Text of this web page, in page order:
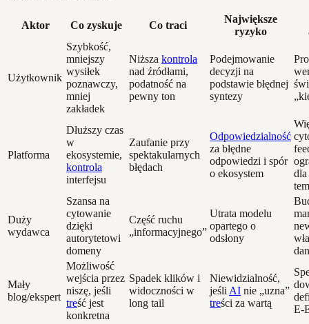
Aktor Co zyskuje Co traci
Największe
ryzyko
Użytkownik
Szybkość,
mniejszy
wysiłek
poznawczy,
mniej
zakładek
Niższa kontrola
nad źródłami,
podatność na
pewny ton
Podejmowanie
decyzji na
podstawie błędnej
syntezy
Platforma
Dłuższy czas
w
ekosystemie,
kontrola
interfejsu
Zaufanie przy
spektakularnych
błędach
Odpowiedzialność
za błędne
odpowiedzi i spór
o ekosystem
Duży
wydawca
Szansa na
cytowanie
dzięki
autorytetowi
domeny
Część ruchu
„informacyjnego”
Utrata modelu
opartego o
odsłony
Mały
blog/ekspert
Możliwość
wejścia przez
niszę, jeśli
treść jest
konkretna
Spadek klików i
widoczności w
long tail
Niewidzialność,
jeśli AI nie „uzna”
treści za wartą